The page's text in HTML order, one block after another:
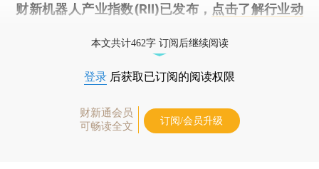
财新机器人产业指数(RII)已发布， 点击了解行业动
本文共计462字 订阅后继续阅读
登录 后获取已订阅的阅读权限
财新通会员
可畅读全文
订阅/会员升级